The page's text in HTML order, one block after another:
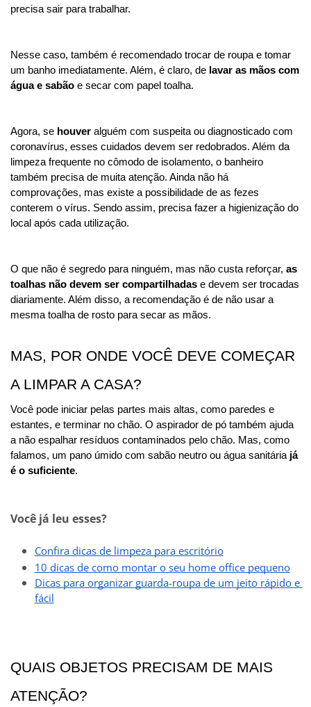
precisa sair para trabalhar.
Nesse caso, também é recomendado trocar de roupa e tomar
um banho imediatamente. Além, é claro, de lavar as mãos com
água e sabão e secar com papel toalha.
Agora, se houver alguém com suspeita ou diagnosticado com
coronavírus, esses cuidados devem ser redobrados. Além da
limpeza frequente no cômodo de isolamento, o banheiro
também precisa de muita atenção. Ainda não há
comprovações, mas existe a possibilidade de as fezes
conterem o vírus. Sendo assim, precisa fazer a higienização do
local após cada utilização.
O que não é segredo para ninguém, mas não custa reforçar, as
toalhas não devem ser compartilhadas e devem ser trocadas
diariamente. Além disso, a recomendação é de não usar a
mesma toalha de rosto para secar as mãos.
MAS, POR ONDE VOCÊ DEVE COMEÇAR
A LIMPAR A CASA?
Você pode iniciar pelas partes mais altas, como paredes e
estantes, e terminar no chão. O aspirador de pó também ajuda
a não espalhar resíduos contaminados pelo chão. Mas, como
falamos, um pano úmido com sabão neutro ou água sanitária já
é o suficiente.
Você já leu esses?
Confira dicas de limpeza para escritório
10 dicas de como montar o seu home office pequeno
Dicas para organizar guarda-roupa de um jeito rápido e
fácil
QUAIS OBJETOS PRECISAM DE MAIS
ATENÇÃO?